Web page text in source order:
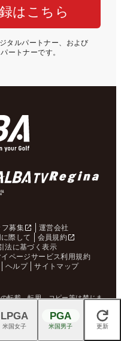
はこちら
タルパートナー、および
ートナーです。
フ募集
運営会社
際して
会員規約
法に基づく表示
イページサービス利用規約
ヘルプ サイトマップ
転載、転用、コピー等は禁じま
閉じる
LPGA
米国女子
PGA
米国男子 更新